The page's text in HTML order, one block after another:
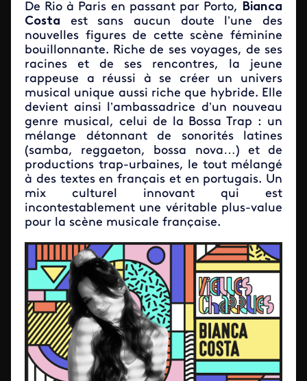
De Rio à Paris en passant par Porto, Bianca
Costa est sans aucun doute l’une des
nouvelles figures de cette scène féminine
bouillonnante. Riche de ses voyages, de ses
racines et de ses rencontres, la jeune
rappeuse a réussi à se créer un univers
musical unique aussi riche que hybride. Elle
devient ainsi l’ambassadrice d’un nouveau
genre musical, celui de la Bossa Trap : un
mélange détonnant de sonorités latines
(samba, reggaeton, bossa nova…) et de
productions trap-urbaines, le tout mélangé
à des textes en français et en portugais. Un
mix culturel innovant qui est
incontestablement une véritable plus-value
pour la scène musicale française.